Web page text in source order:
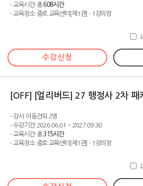
- 교육시간: 총608시간
- 교육장소: 종로 교육센터[제1관] - 1강의장
수강신청
[OFF] [얼리버드] 27 행정사 2차 패
- 강사: 이동건외 2명
- 수강기간: 2026.06.01 ~ 2027.09.30
- 교육시간: 총315시간
- 교육장소: 종로 교육센터[제1관] - 1강의장